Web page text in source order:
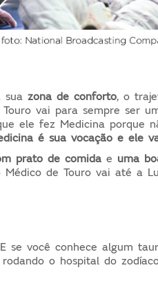
suazona de conforto,o
vai para sempre ser
ele fez Medicina porque
é sua vocação e ele
prato de comida e uma
Médico de Touro vai até a
se você conhece algum
o hospital do